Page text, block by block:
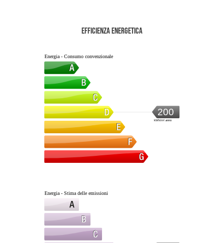
Efficienza energetica
Energia - Consumo convenzionale
200
kWh/m².anno
Energia - Stima delle emissioni